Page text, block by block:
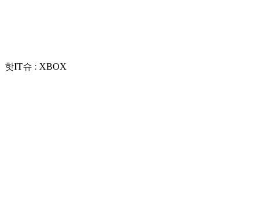
핫IT슈 : XBOX